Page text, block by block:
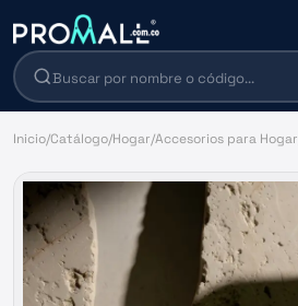
Inicio/Catálogo/Hogar/Accesorios para Hogar